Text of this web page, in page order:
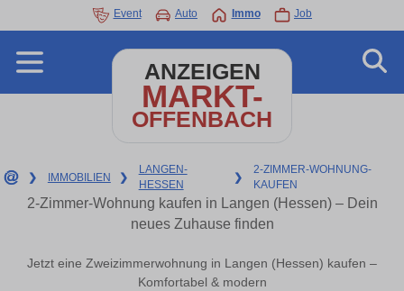
Event Auto Immo Job
ANZEIGEN
MARKT-
OFFENBACH
❯ IMMOBILIEN ❯
LANGEN-
HESSEN
❯
2-ZIMMER-WOHNUNG-
KAUFEN
2-Zimmer-Wohnung kaufen in Langen (Hessen) – Dein
neues Zuhause finden
Jetzt eine Zweizimmerwohnung in Langen (Hessen) kaufen –
Komfortabel & modern